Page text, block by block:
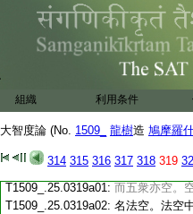
組織 利用条件
大智度論 (No. 1509_ 龍樹造 鳩摩羅
314 315 316 317 318 319
T1509_.25.0318c20:有少行不名爲
T1509_.25.0318c21: 生憍
慢
T1509_.25.0318c22:不行者心自懈
我行與不行。
T1509_.25.0318c25:者。破著無見
T1509_.25.0318c27: 20 心故。譬
T1509_.25.0318c28:
T1509_.25.0318c29: 菩薩 21
菩
T1509_.25.0319a01: 而五衆亦空。
T1509_.25.0319a02: 名法空。法空